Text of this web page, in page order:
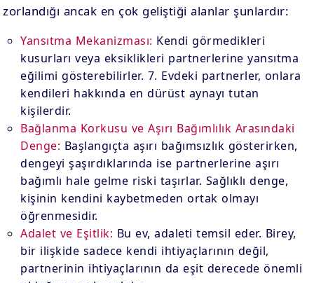
zorlandığı ancak en çok geliştiği alanlar şunlardır:
Yansıtma Mekanizması: Kendi görmedikleri
kusurları veya eksiklikleri partnerlerine yansıtma
eğilimi gösterebilirler. 7. Evdeki partnerler, onlara
kendileri hakkında en dürüst aynayı tutan
kişilerdir.
Bağlanma Korkusu ve Aşırı Bağımlılık Arasındaki
Denge: Başlangıçta aşırı bağımsızlık gösterirken,
dengeyi şaşırdıklarında ise partnerlerine aşırı
bağımlı hale gelme riski taşırlar. Sağlıklı denge,
kişinin kendini kaybetmeden ortak olmayı
öğrenmesidir.
Adalet ve Eşitlik: Bu ev, adaleti temsil eder. Birey,
bir ilişkide sadece kendi ihtiyaçlarının değil,
partnerinin ihtiyaçlarının da eşit derecede önemli